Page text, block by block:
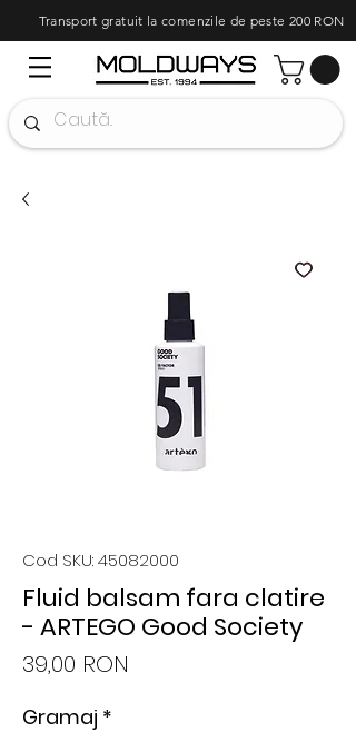
Transport gratuit la comenzile de peste 200 RON
Cod SKU: 45082000
Fluid balsam fara clatire
- ARTEGO Good Society
39,00 RON
Gramaj *